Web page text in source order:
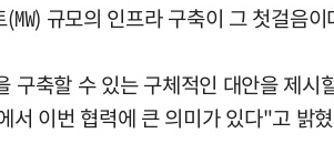
) 규모의 인프라 구축이 그 첫걸음이
축할 수 있는 구체적인 대안을 제
서 이번 협력에 큰 의미가 있다"고 밝